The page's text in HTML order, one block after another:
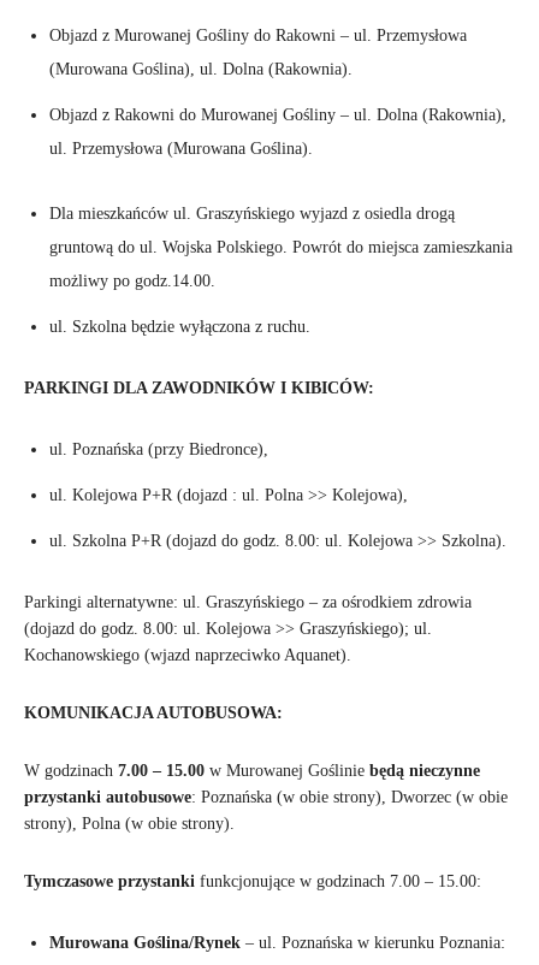
Objazd z Murowanej Gośliny do Rakowni – ul. Przemysłowa
(Murowana Goślina), ul. Dolna (Rakownia).
Objazd z Rakowni do Murowanej Gośliny – ul. Dolna (Rakownia),
ul. Przemysłowa (Murowana Goślina).
Dla mieszkańców ul. Graszyńskiego wyjazd z osiedla drogą
gruntową do ul. Wojska Polskiego. Powrót do miejsca zamieszkania
możliwy po godz.14.00.
ul. Szkolna będzie wyłączona z ruchu.
PARKINGI DLA ZAWODNIKÓW I KIBICÓW:
ul. Poznańska (przy Biedronce),
ul. Kolejowa P+R (dojazd : ul. Polna >> Kolejowa),
ul. Szkolna P+R (dojazd do godz. 8.00: ul. Kolejowa >> Szkolna).
Parkingi alternatywne: ul. Graszyńskiego – za ośrodkiem zdrowia
(dojazd do godz. 8.00: ul. Kolejowa >> Graszyńskiego); ul.
Kochanowskiego (wjazd naprzeciwko Aquanet).
KOMUNIKACJA AUTOBUSOWA:
W godzinach 7.00 – 15.00 w Murowanej Goślinie będą nieczynne
przystanki autobusowe: Poznańska (w obie strony), Dworzec (w obie
strony), Polna (w obie strony).
Tymczasowe przystanki funkcjonujące w godzinach 7.00 – 15.00:
Murowana Goślina/Rynek – ul. Poznańska w kierunku Poznania: